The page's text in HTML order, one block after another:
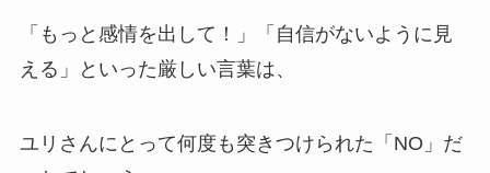
「もっと感情を出して！」「自信がないように見
える」といった厳しい言葉は、
ユリさんにとって何度も突きつけられた「NO」だ